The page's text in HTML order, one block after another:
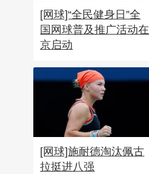
[网球]“全民健身日”全
国网球普及推广活动在
京启动
[网球]施耐德淘汰佩古
拉挺进八强